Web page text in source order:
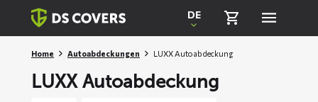
Skiplinks
DE
Home Autoabdeckungen LUXX Autoabdeckung
LUXX Autoabdeckung